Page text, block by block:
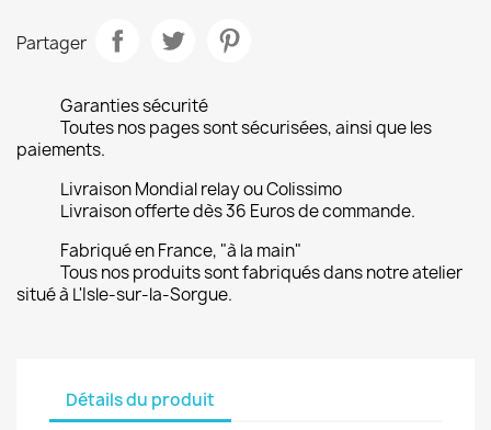
Partager
Garanties sécurité
Toutes nos pages sont sécurisées, ainsi que les
paiements.
Livraison Mondial relay ou Colissimo
Livraison offerte dès 36 Euros de commande.
Fabriqué en France, "à la main"
Tous nos produits sont fabriqués dans notre atelier
situé à L'Isle-sur-la-Sorgue.
Détails du produit